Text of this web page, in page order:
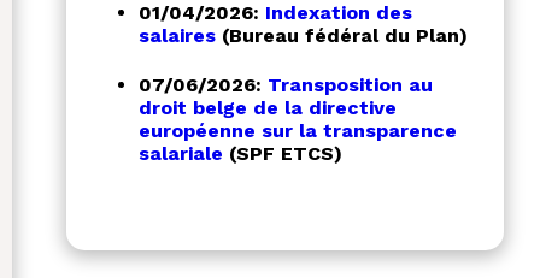
01/04/2026: Indexation des
salaires (Bureau fédéral du Plan)
07/06/2026: Transposition au
droit belge de la directive
européenne sur la transparence
salariale (SPF ETCS)